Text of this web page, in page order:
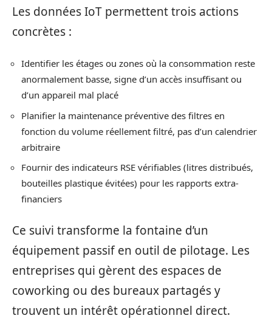
Les données IoT permettent trois actions
concrètes :
Identifier les étages ou zones où la consommation reste
anormalement basse, signe d’un accès insuffisant ou
d’un appareil mal placé
Planifier la maintenance préventive des filtres en
fonction du volume réellement filtré, pas d’un calendrier
arbitraire
Fournir des indicateurs RSE vérifiables (litres distribués,
bouteilles plastique évitées) pour les rapports extra-
financiers
Ce suivi transforme la fontaine d’un
équipement passif en outil de pilotage. Les
entreprises qui gèrent des espaces de
coworking ou des bureaux partagés y
trouvent un intérêt opérationnel direct.